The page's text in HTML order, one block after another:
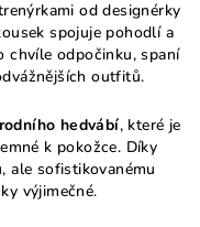
od designérky
spojuje pohodlí a
chvíle odpočinku, spaní
outfitů.
hedvábí, které je
k pokožce. Díky
ale sofistikovanému
výjimečné.